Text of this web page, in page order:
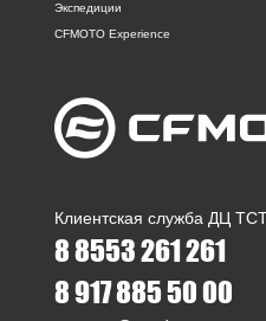
Клиентская служба ДЦ
8 8553 261 261
8 917 885 50 00
Экспедиции
CFMOTO Experience